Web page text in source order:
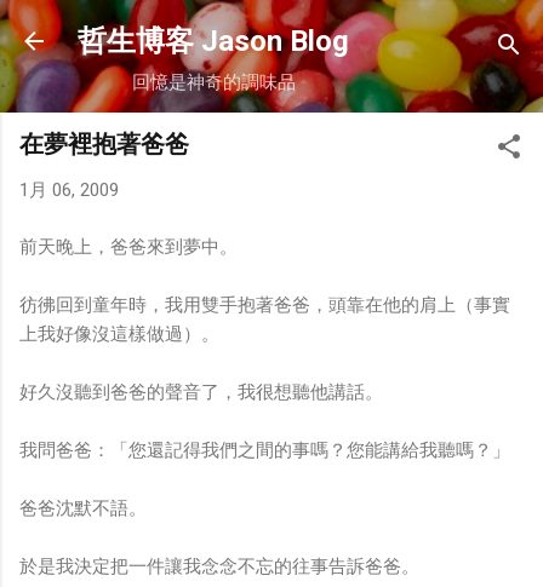
跳到主要內容
哲生博客 Jason Blog
回憶是神奇的調味品
在夢裡抱著爸爸
1月 06, 2009
前天晚上，爸爸來到夢中。
彷彿回到童年時，我用雙手抱著爸爸，頭靠在他的肩上（事實
上我好像沒這樣做過）。
好久沒聽到爸爸的聲音了，我很想聽他講話。
我問爸爸：「您還記得我們之間的事嗎？您能講給我聽嗎？」
爸爸沈默不語。
於是我決定把一件讓我念念不忘的往事告訴爸爸。